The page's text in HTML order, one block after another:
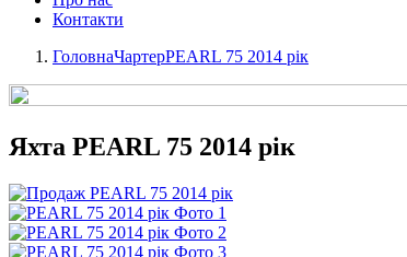
Контакти
ГоловнаЧартерPEARL 75 2014 рік
Яхта PEARL 75 2014 рік